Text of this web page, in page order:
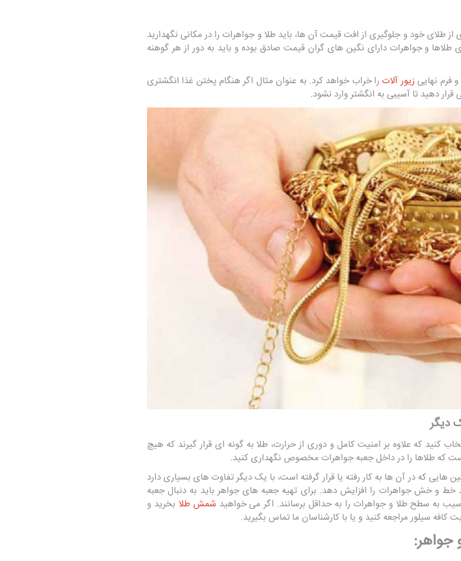
از طلای خود و جلوگیری از افت قیمت آن ها، باید طلا و جواهرات را در مکانی نگهدارید
و جواهرات دارای نگین ‌های گران ‌قیمت صادق بوده و باید به دور از هر گوهنه
فرم نهایی زیور آلاترا خراب خواهد کرد. به عنوان مثال اگر هنگام پختن غذا انگشتری
دهید تا آسیبی به انگشتر وارد نشود.
کنید که علاوه بر امنیت کامل و دوری از حرارت، طلا به گونه ای قرار گیرند که هیچ
که طلاها را در داخل جعبه جواهرات مخصوص نگهداری کنید.
که در آن ها به کار رفته یا قرار گرفته است، با یک دیگر تفاوت های بسیاری دارد
خط و خش جواهرات را افزایش دهد. برای تهیه جعبه های جواهر باید به دنبال جعبه
به سطح طلا و جواهرات را به حداقل برسانند. اگر می خواهید شمش طلا بخرید و
سیلور مراجعه کنید و یا با کارشناسان ما تماس بگیرید.
جواهر: